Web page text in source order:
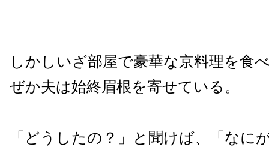
しかしいざ部屋で豪華な京料理を食
ぜか夫は始終眉根を寄せている。
「どうしたの？」と聞けば、「なに